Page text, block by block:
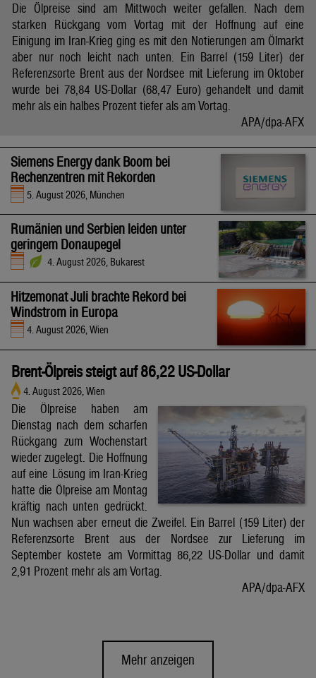
Die Ölpreise sind am Mittwoch weiter gefallen. Nach dem
starken Rückgang vom Vortag mit der Hoffnung auf eine
Einigung im Iran-Krieg ging es mit den Notierungen am Ölmarkt
aber nur noch leicht nach unten. Ein Barrel (159 Liter) der
Referenzsorte Brent aus der Nordsee mit Lieferung im Oktober
wurde bei 78,84 US-Dollar (68,47 Euro) gehandelt und damit
mehr als ein halbes Prozent tiefer als am Vortag.
APA/dpa-AFX
Siemens Energy dank Boom bei
Rechenzentren mit Rekorden
5. August 2026, München
Rumänien und Serbien leiden unter
geringem Donaupegel
4. August 2026, Bukarest
Hitzemonat Juli brachte Rekord bei
Windstrom in Europa
4. August 2026, Wien
Brent-Ölpreis steigt auf 86,22 US-Dollar
4. August 2026, Wien
Die Ölpreise haben am
Dienstag nach dem scharfen
Rückgang zum Wochenstart
wieder zugelegt. Die Hoffnung
auf eine Lösung im Iran-Krieg
hatte die Ölpreise am Montag
kräftig nach unten gedrückt.
Nun wachsen aber erneut die Zweifel. Ein Barrel (159 Liter) der
Referenzsorte Brent aus der Nordsee zur Lieferung im
September kostete am Vormittag 86,22 US-Dollar und damit
2,91 Prozent mehr als am Vortag.
APA/dpa-AFX
Mehr anzeigen